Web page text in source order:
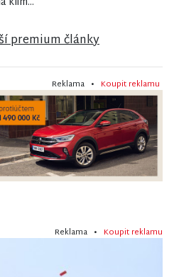
premium články
Reklama • Koupit reklamu
Reklama • Koupit reklamu